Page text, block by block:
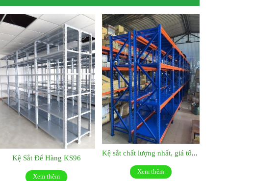
Kệ Sắt Để Hàng KS96
Xem thêm
Kệ sắt chất lượng nhất, giá tốt nhất:KS048
Xem thêm